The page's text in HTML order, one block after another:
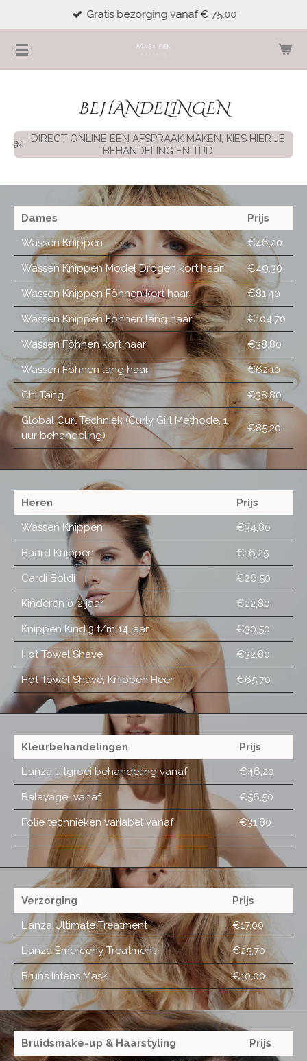
naar
de
Gratis bezorging vanaf € 75,00
BEHANDELINGEN
DIRECT ONLINE EEN AFSPRAAK MAKEN, KIES HIER JE
BEHANDELING EN TIJD
Dames
Prijs
Wassen Knippen
€46,20
Wassen Knippen Model Drogen kort haar €49,30
Wassen Knippen Föhnen kort haar €81,40
Wassen Knippen Föhnen lang haar €104,70
Wassen Föhnen kort haar €38,80
Wassen Föhnen lang haar €62,10
Chi Tang €38.80
Global Curl Techniek (Curly Girl Methode, 1
uur behandeling)
€85,20
Heren
Prijs
Wassen Knippen
€34,80
Baard Knippen €16,25
Cardi Boldi €26,50
Kinderen 0-2 jaar €22,80
Knippen Kind 3 t/m 14 jaar €30,50
Hot Towel Shave €32,80
Hot Towel Shave; Knippen Heer €65,70
Kleurbehandelingen
Prijs
L'anza uitgroei behandeling vanaf
€46,20
Balayage vanaf €56,50
Folie technieken variabel vanaf €31,80
Verzorging
Prijs
L'anza Ultimate Treatment
€17,00
L'anza Emerceny Treatment €25,70
Bruns Intens Mask €10,00
Bruidsmake-up & Haarstyling
Prijs